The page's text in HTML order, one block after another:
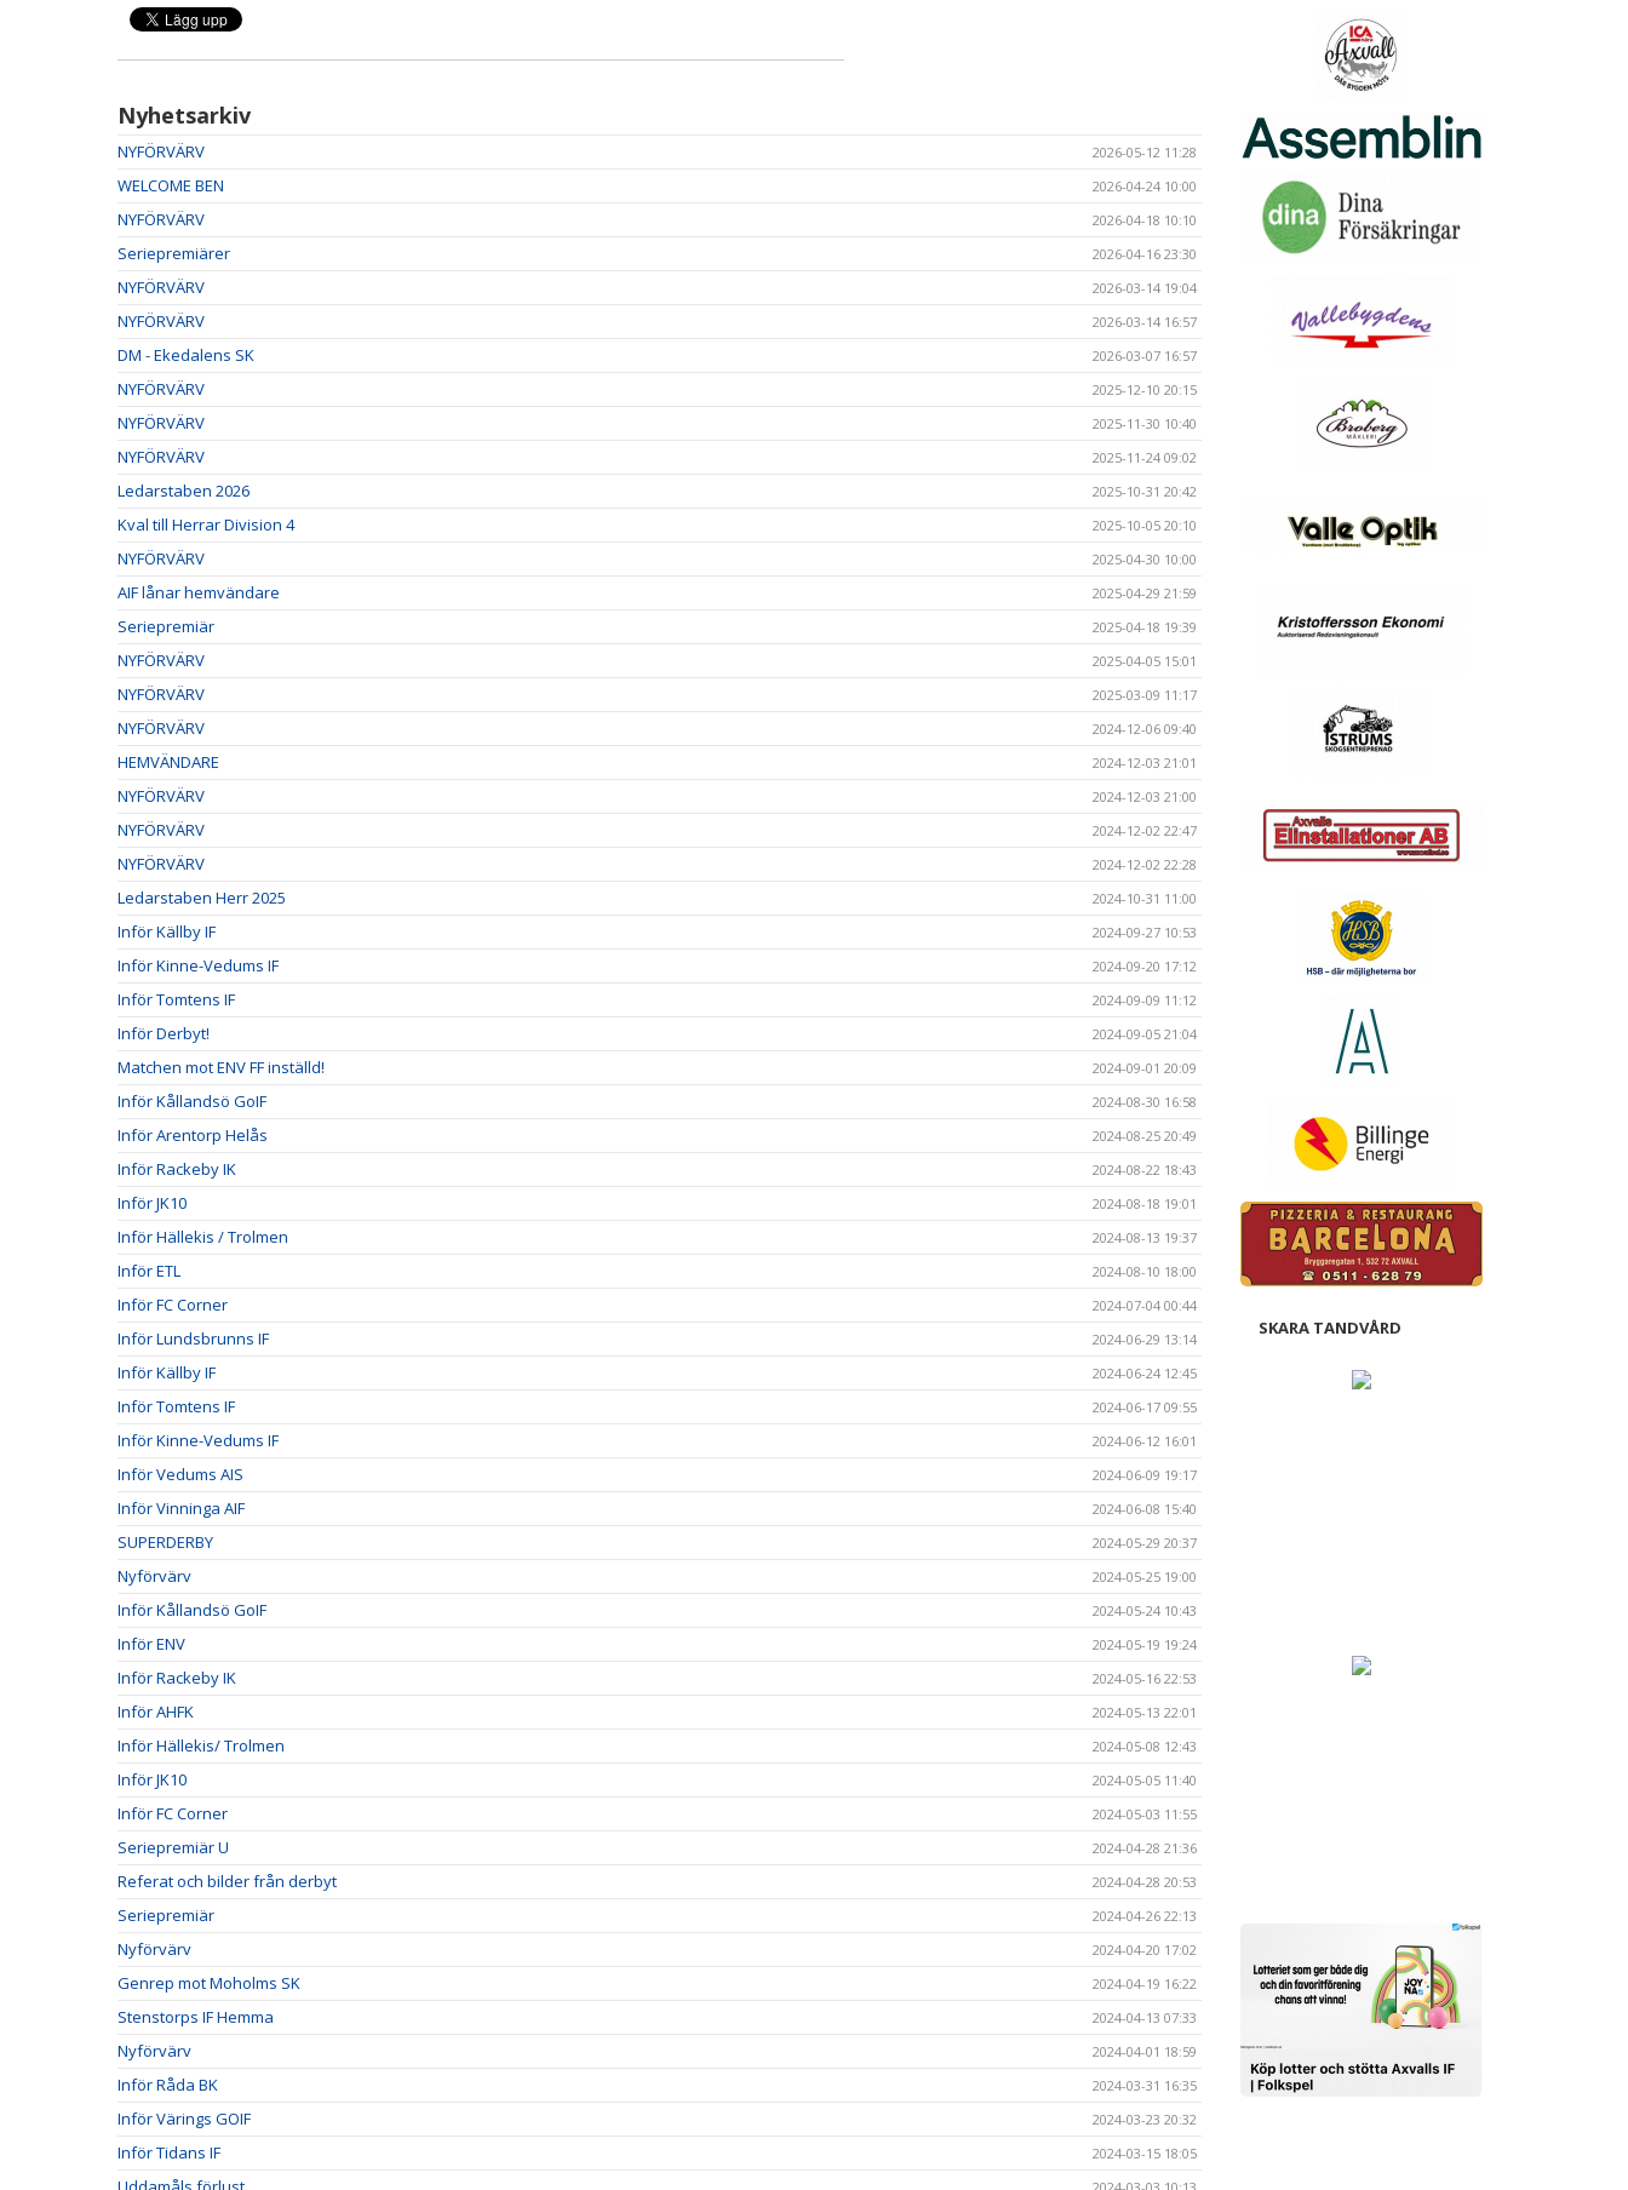
Nyhetsarkiv
NYFÖRVÄRV 2026-05-12 11:28
WELCOME BEN 2026-04-24 10:00
NYFÖRVÄRV 2026-04-18 10:10
Seriepremiärer 2026-04-16 23:30
NYFÖRVÄRV 2026-03-14 19:04
NYFÖRVÄRV 2026-03-14 16:57
DM - Ekedalens SK 2026-03-07 16:57
NYFÖRVÄRV 2025-12-10 20:15
NYFÖRVÄRV 2025-11-30 10:40
NYFÖRVÄRV 2025-11-24 09:02
Ledarstaben 2026 2025-10-31 20:42
Kval till Herrar Division 4 2025-10-05 20:10
NYFÖRVÄRV 2025-04-30 10:00
AIF lånar hemvändare 2025-04-29 21:59
Seriepremiär 2025-04-18 19:39
NYFÖRVÄRV 2025-04-05 15:01
NYFÖRVÄRV 2025-03-09 11:17
NYFÖRVÄRV 2024-12-06 09:40
HEMVÄNDARE 2024-12-03 21:01
NYFÖRVÄRV 2024-12-03 21:00
NYFÖRVÄRV 2024-12-02 22:47
NYFÖRVÄRV 2024-12-02 22:28
Ledarstaben Herr 2025 2024-10-31 11:00
Inför Källby IF 2024-09-27 10:53
Inför Kinne-Vedums IF 2024-09-20 17:12
Inför Tomtens IF 2024-09-09 11:12
Inför Derbyt! 2024-09-05 21:04
Matchen mot ENV FF inställd! 2024-09-01 20:09
Inför Kållandsö GoIF 2024-08-30 16:58
Inför Arentorp Helås 2024-08-25 20:49
Inför Rackeby IK 2024-08-22 18:43
Inför JK10 2024-08-18 19:01
Inför Hällekis / Trolmen 2024-08-13 19:37
Inför ETL 2024-08-10 18:00
Inför FC Corner 2024-07-04 00:44
Inför Lundsbrunns IF 2024-06-29 13:14
Inför Källby IF 2024-06-24 12:45
Inför Tomtens IF 2024-06-17 09:55
Inför Kinne-Vedums IF 2024-06-12 16:01
Inför Vedums AIS 2024-06-09 19:17
Inför Vinninga AIF 2024-06-08 15:40
SUPERDERBY 2024-05-29 20:37
Nyförvärv 2024-05-25 19:00
Inför Kållandsö GoIF 2024-05-24 10:43
Inför ENV 2024-05-19 19:24
Inför Rackeby IK 2024-05-16 22:53
Inför AHFK 2024-05-13 22:01
Inför Hällekis/ Trolmen 2024-05-08 12:43
Inför JK10 2024-05-05 11:40
Inför FC Corner 2024-05-03 11:55
Seriepremiär U 2024-04-28 21:36
Referat och bilder från derbyt 2024-04-28 20:53
Seriepremiär 2024-04-26 22:13
Nyförvärv 2024-04-20 17:02
Genrep mot Moholms SK 2024-04-19 16:22
Stenstorps IF Hemma 2024-04-13 07:33
Nyförvärv 2024-04-01 18:59
Inför Råda BK 2024-03-31 16:35
Inför Värings GOIF 2024-03-23 20:32
Inför Tidans IF 2024-03-15 18:05
SKARA TANDVÅRD